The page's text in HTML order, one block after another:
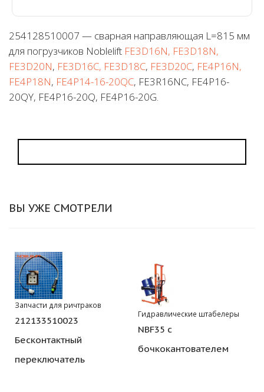
254128510007 — сварная направляющая L=815 мм
для погрузчиков Noblelift FE3D16N, FE3D18N,
FE3D20N, FE3D16C, FE3D18C, FE3D20C, FE4P16N,
FE4P18N, FE4P14-16-20QC, FE3R16NC, FE4P16-
20QY, FE4P16-20Q, FE4P16-20G.
ВЫ УЖЕ СМОТРЕЛИ
Запчасти для ричтраков
212133510023
Бесконтактный
переключатель
Гидравлические штабелеры
NBF35 с
бочкокантователем